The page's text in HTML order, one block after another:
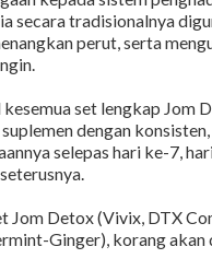
secara tradisionalnya
perut, serta
set lengkap Jom
dengan
selepas hari ke-7,
Jom Detox (Vivix, DTX
Ginger), korang akan